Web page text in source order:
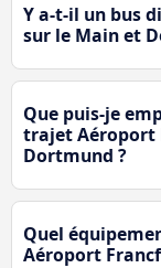
Y a-t-il un bus
sur le Main et
Que puis-je
trajet Aéroport
Dortmund ?
Quel
Aéroport